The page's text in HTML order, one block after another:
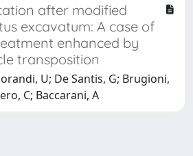
after modified
excavatum: A case of
enhanced by
transposition
U; De Santis, G; Brugioni,
C; Baccarani, A